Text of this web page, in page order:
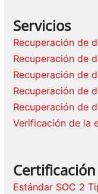
Servicios
Recuperación de
Recuperación de
Recuperación de
Recuperación de
Recuperación de
Verificación de la
Certificación
Estándar SOC 2